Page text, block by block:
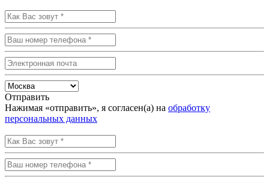
Отправить
Нажимая «отправить», я согласен(а) на обработку
персональных данных